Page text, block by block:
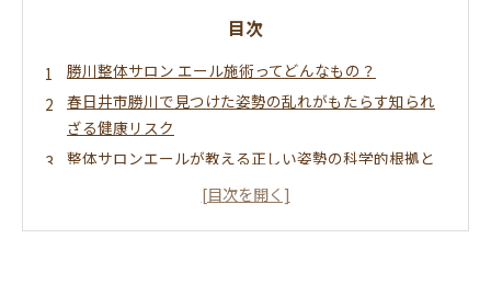
目次
勝川整体サロン エール施術ってどんなもの？
春日井市勝川で見つけた姿勢の乱れがもたらす知られ
ざる健康リスク
整体サロンエールが教える正しい姿勢の科学的根拠と